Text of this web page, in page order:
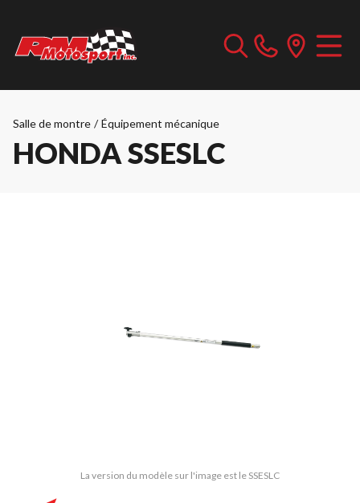
Salle de montre / Équipement mécanique
HONDA SSESLC
La version du modèle sur l'image est le SSESLC